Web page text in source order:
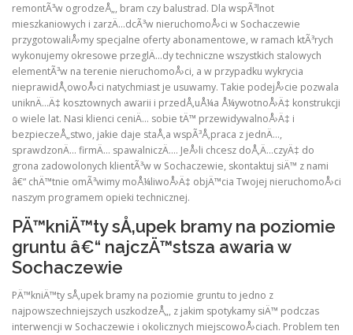
remontÃ³w ogrodzeÅ„, bram czy balustrad. Dla wspÃ³lnot
mieszkaniowych i zarzÄ…dcÃ³w nieruchomoÅ›ci w Sochaczewie
przygotowaliÅ›my specjalne oferty abonamentowe, w ramach ktÃ³rych
wykonujemy okresowe przeglÄ…dy techniczne wszystkich stalowych
elementÃ³w na terenie nieruchomoÅ›ci, a w przypadku wykrycia
nieprawidÅ‚owoÅ›ci natychmiast je usuwamy. Takie podejÅ›cie pozwala
uniknÄ…Ä‡ kosztownych awarii i przedÅ‚uÅ¼a Å¼ywotnoÅ›Ä‡ konstrukcji
o wiele lat. Nasi klienci ceniÄ… sobie tÄ™ przewidywalnoÅ›Ä‡ i
bezpieczeÅ„stwo, jakie daje staÅ‚a wspÃ³Å‚praca z jednÄ…,
sprawdzonÄ… firmÄ… spawalniczÄ…. JeÅ›li chcesz doÅ‚Ä…czyÄ‡ do
grona zadowolonych klientÃ³w w Sochaczewie, skontaktuj siÄ™ z nami
â€“ chÄ™tnie omÃ³wimy moÅ¼liwoÅ›Ä‡ objÄ™cia Twojej nieruchomoÅ›ci
naszym programem opieki technicznej.
PÄ™kniÄ™ty sÅ‚upek bramy na poziomie
gruntu â€“ najczÄ™stsza awaria w
Sochaczewie
PÄ™kniÄ™ty sÅ‚upek bramy na poziomie gruntu to jedno z
najpowszechniejszych uszkodzeÅ„, z jakim spotykamy siÄ™ podczas
interwencji w Sochaczewie i okolicznych miejscowoÅ›ciach. Problem ten